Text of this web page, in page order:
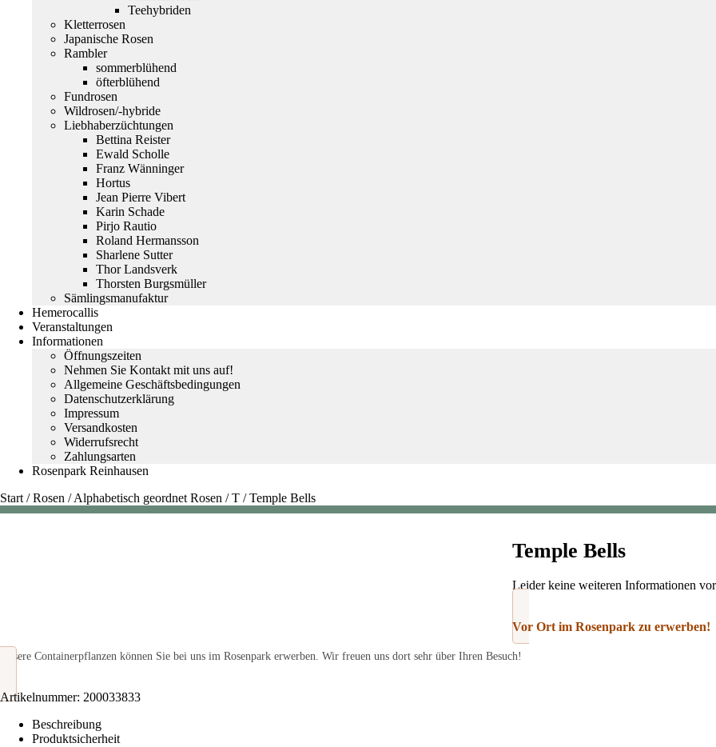
Teehybriden
Kletterrosen
Japanische Rosen
Rambler
sommerblühend
öfterblühend
Fundrosen
Wildrosen/-hybride
Liebhaberzüchtungen
Bettina Reister
Ewald Scholle
Franz Wänninger
Hortus
Jean Pierre Vibert
Karin Schade
Pirjo Rautio
Roland Hermansson
Sharlene Sutter
Thor Landsverk
Thorsten Burgsmüller
Sämlingsmanufaktur
Hemerocallis
Veranstaltungen
Informationen
Öffnungszeiten
Nehmen Sie Kontakt mit uns auf!
Allgemeine Geschäftsbedingungen
Datenschutzerklärung
Impressum
Versandkosten
Widerrufsrecht
Zahlungsarten
Rosenpark Reinhausen
Start /Rosen /Alphabetisch geordnet Rosen /T /Temple Bells
Temple Bells
Leider keine weiteren Informationen
Vor Ort im Rosenpark zu erwerben!
Unsere Containerpflanzen können Sie bei uns im Rosenpark erwerben. Wir freuen uns dort sehr über Ihren Besuch!
Artikelnummer: 200033833
Beschreibung
Produktsicherheit